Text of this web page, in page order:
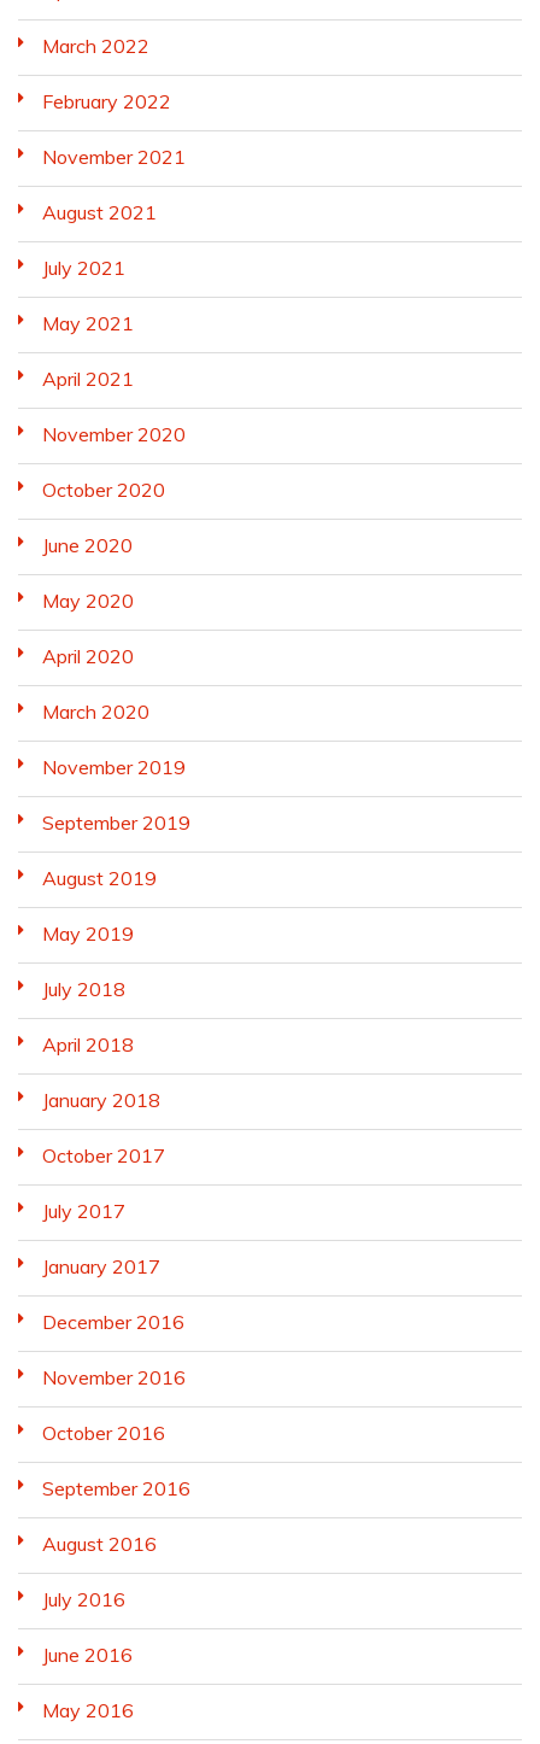
March 2022
February 2022
November 2021
August 2021
July 2021
May 2021
April 2021
November 2020
October 2020
June 2020
May 2020
April 2020
March 2020
November 2019
September 2019
August 2019
May 2019
July 2018
April 2018
January 2018
October 2017
July 2017
January 2017
December 2016
November 2016
October 2016
September 2016
August 2016
July 2016
June 2016
May 2016